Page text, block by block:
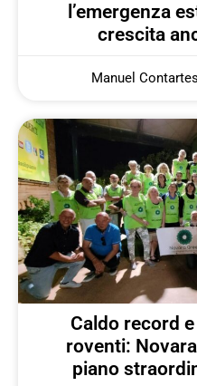
l’emergenza
crescita
Manuel
Caldo record
roventi:
piano